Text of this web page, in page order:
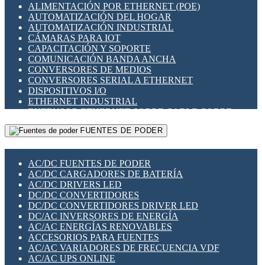
SENSORES INDUCTIVOS
TEMPORIZADORES
VARIACS
VARIADORES DE FRECUENCIA [VDF]
SECCIONADORES - INTERRUPTORES
MAQUINARIA
HERRAMIENTAS VARIAS
ILUMINACIÓN LED
INTERRUPTORES REED
INTERFACES DE RELÉ
OTROS RELÉS
PROTECCIÓN TÉRMICA
RELÉS AUTOMOTRICES
RELÉS DE SEÑAL
RELÉS DE ESTADO SÓLIDO SSR
RELÉS INDUSTRIALES
RELÉS MINIATURA DE POTENCIA
SENSORES MAGNÉTICOS
SWITCH Y MICROSWITCH
TARJETAS PI
UNIÓN Y DERIVACIÓN DE CABLE
ALIMENTACIÓN POR ETHERNET (POE)
AUTOMATIZACIÓN DEL HOGAR
AUTOMATIZACIÓN INDUSTRIAL
CÁMARAS PARA IOT
CAPACITACIÓN Y SOPORTE
COMUNICACIÓN BANDA ANCHA
CONVERSORES DE MEDIOS
CONVERSORES SERIAL A ETHERNET
DISPOSITIVOS I/O
ETHERNET INDUSTRIAL
EXTENSOR ETHERNET SOBRE CABLE COBRE
GATEWAY LORAWAN
GESTIÓN DE REDES
PLACAS MODULARES IOT
SWITCHES Y REDES WIFI
SOLUCIONES IOT
SOLUCIONES LORAWAN
SOLUCIONES RED CELULAR
SEGURIDAD PARA REDES
SWITCHES LAN
TELEFONÍA IP (VOIP)
VIGILANCIA IP (CCTV)
MESHTASTIC
FUENTES DE PODER
AC/DC FUENTES DE PODER
AC/DC CARGADORES DE BATERÍA
AC/DC DRIVERS LED
DC/DC CONVERTIDORES
DC/DC CONVERTIDORES DRIVER LED
DC/AC INVERSORES DE ENERGÍA
AC/AC ENERGÍAS RENOVABLES
ACCESORIOS PARA FUENTES
AC/AC VARIADORES DE FRECUENCIA VDF
AC/AC UPS ONLINE